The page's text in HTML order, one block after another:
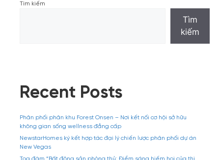
Tìm kiếm
Tìm
kiếm
Recent Posts
Phân phối phân khu Forest Onsen – Nơi kết nối cơ hội sở hữu
không gian sống wellness đẳng cấp
NewstarHomes ký kết hợp tác đại lý chiến lược phân phối dự án
New Vegas